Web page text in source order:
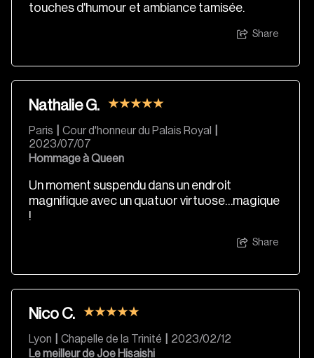
touches d'humour et ambiance tamisée.
Share
Nathalie G.
Paris Cour d'honneur du Palais Royal
2023/07/07
Hommage à Queen
Un moment suspendu dans un endroit
magnifique avec un quatuor virtuose…magique
!
Share
Nico C.
Lyon Chapelle de la Trinité
2023/02/12
Le meilleur de Joe Hisaishi